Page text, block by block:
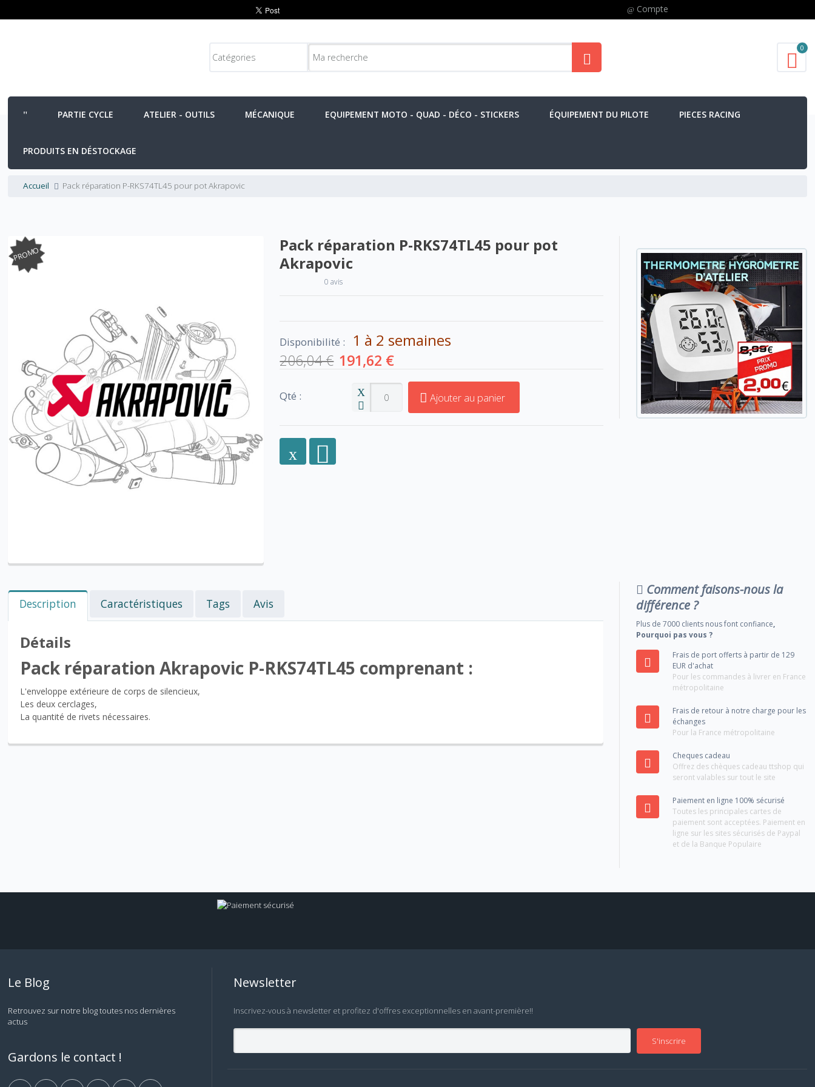
Compte
0
PARTIE CYCLE ATELIER - OUTILS MÉCANIQUE EQUIPEMENT MOTO - QUAD - DÉCO - STICKERS ÉQUIPEMENT DU PILOTE PIECES RACING
PRODUITS EN DÉSTOCKAGE
Accueil Pack réparation P-RKS74TL45 pour pot Akrapovic
PROMO
Pack réparation P-RKS74TL45 pour pot
Akrapovic
0 avis
Disponibilité : 1 à 2 semaines
206,04 € 191,62 €
Qté : Ajouter au panier
Description Caractéristiques Tags Avis
Détails
Pack réparation Akrapovic P-RKS74TL45 comprenant :
L'enveloppe extérieure de corps de silencieux,
Les deux cerclages,
La quantité de rivets nécessaires.
Comment faisons-nous la
différence ?
Plus de 7000 clients nous font confiance,
Pourquoi pas vous ?
Frais de port offerts à partir de 129
EUR d'achat
Pour les commandes à livrer en France
métropolitaine
Frais de retour à notre charge pour les
échanges
Pour la France métropolitaine
Cheques cadeau
Offrez des chèques cadeau ttshop qui
seront valables sur tout le site
Paiement en ligne 100% sécurisé
Toutes les principales cartes de
paiement sont acceptées. Paiement en
ligne sur les sites sécurisés de Paypal
et de la Banque Populaire
Le Blog
Retrouvez sur notre blog toutes nos dernières
actus
Gardons le contact !
Newsletter
Inscrivez-vous à newsletter et profitez d'offres exceptionnelles en avant-première!!
S'inscrire